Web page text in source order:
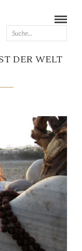
DER WELT